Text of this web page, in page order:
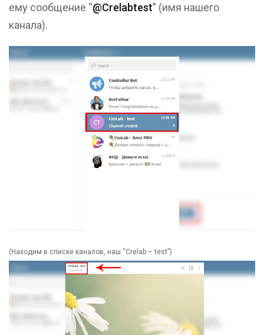
ему сообщение “@Crelabtest” (имя нашего
канала).
(Находим в списке каналов, наш “Crelab – test”)